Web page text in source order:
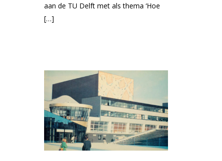
aan de TU Delft met als thema ‘Hoe
[…]